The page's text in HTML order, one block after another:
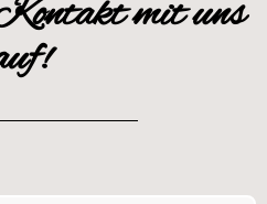
mit uns